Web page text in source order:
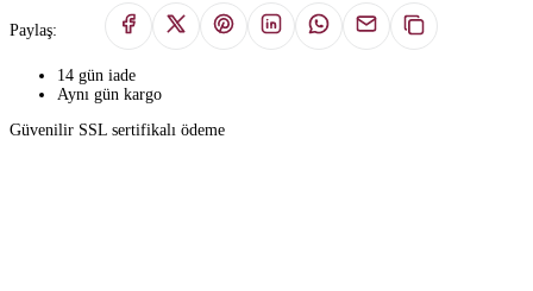
Paylaş:
14 gün iade
Aynı gün kargo
Güvenilir SSL sertifikalı ödeme